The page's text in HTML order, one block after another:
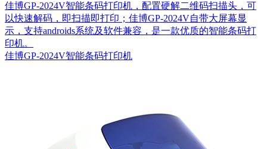
佳博GP-2024V智能条码打印机，配置硬解二维码扫描头，可
以快速解码，即扫描即打印；佳博GP-2024V自带大屏幕显
示，支持androids系统及软件兼容​，是一款优质的智能条码打
印机。
佳博GP-2024V智能条码打印机